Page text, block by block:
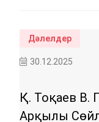
Дәлелдер
30.12.2025
Қ. Тоқаев В.
Арқылы